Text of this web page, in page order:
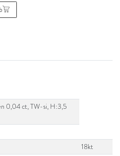
0,04 ct, TW-si, H:3,5
18kt